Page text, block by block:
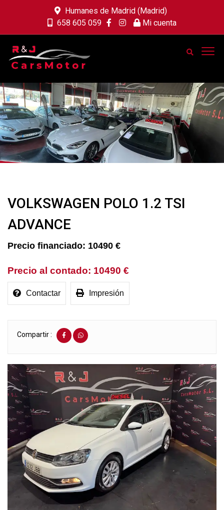
Humanes de Madrid (Madrid)
658 605 059
Mi cuenta
VOLKSWAGEN POLO 1.2 TSI
ADVANCE
10490 €
10490 €
Contactar Impresión
Compartir :